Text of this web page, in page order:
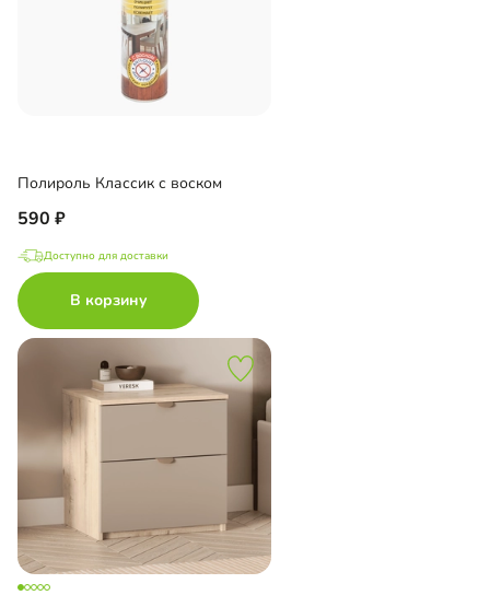
Полироль Классик с воском
590
Доступно для доставки
В корзину